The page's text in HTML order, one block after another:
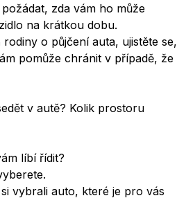
zda vám ho může
na krátkou dobu.
o půjčení auta, ujistěte se,
pomůže chránit v případě, že
v autě? Kolik prostoru
líbí řídit?
vybrali auto, které je pro vás